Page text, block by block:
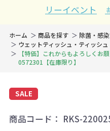
リーイベント
ホーム 商品を探す
除菌・感
ウェットティッシュ・ティッシュ
【特価】これからもよろしくお
0572301【在庫限り】
SALE
商品コード： RKS-